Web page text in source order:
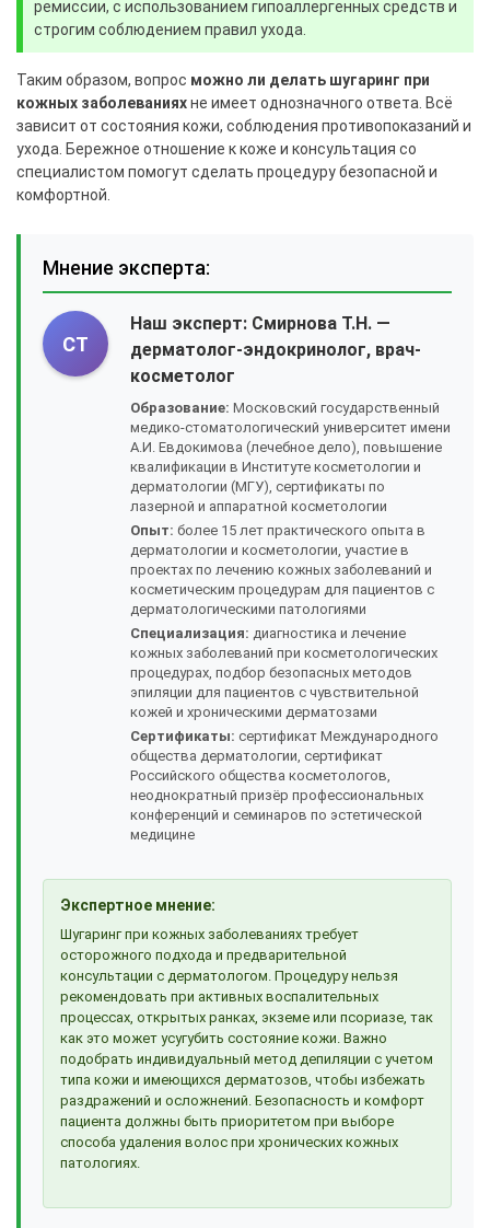
ремиссии, с использованием гипоаллергенных средств и
строгим соблюдением правил ухода.
Таким образом, вопрос можно ли делать шугаринг при
кожных заболеванияхне имеет однозначного ответа. Всё
зависит от состояния кожи, соблюдения противопоказаний и
ухода. Бережное отношение к коже и консультация со
специалистом помогут сделать процедуру безопасной и
комфортной.
Мнение эксперта:
СТ
Наш эксперт: Смирнова Т.Н. —
дерматолог-эндокринолог, врач-
косметолог
Образование: Московский государственный
медико-стоматологический университет имени
А.И. Евдокимова (лечебное дело), повышение
квалификации в Институте косметологии и
дерматологии (МГУ), сертификаты по
лазерной и аппаратной косметологии
Опыт: более 15 лет практического опыта в
дерматологии и косметологии, участие в
проектах по лечению кожных заболеваний и
косметическим процедурам для пациентов с
дерматологическими патологиями
Специализация: диагностика и лечение
кожных заболеваний при косметологических
процедурах, подбор безопасных методов
эпиляции для пациентов с чувствительной
кожей и хроническими дерматозами
Сертификаты: сертификат Международного
общества дерматологии, сертификат
Российского общества косметологов,
неоднократный призёр профессиональных
конференций и семинаров по эстетической
медицине
Экспертное мнение:
Шугаринг при кожных заболеваниях требует
осторожного подхода и предварительной
консультации с дерматологом. Процедуру нельзя
рекомендовать при активных воспалительных
процессах, открытых ранках, экземе или псориазе, так
как это может усугубить состояние кожи. Важно
подобрать индивидуальный метод депиляции с учетом
типа кожи и имеющихся дерматозов, чтобы избежать
раздражений и осложнений. Безопасность и комфорт
пациента должны быть приоритетом при выборе
способа удаления волос при хронических кожных
патологиях.